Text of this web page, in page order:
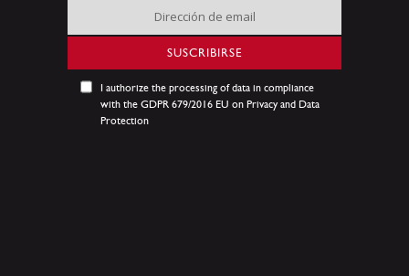
Inscríbase
a
nuestro
de
noticias:
SUSCRIBIRSE
I authorize the processing of data in compliance
with the GDPR 679/2016 EU on Privacy and Data
Protection